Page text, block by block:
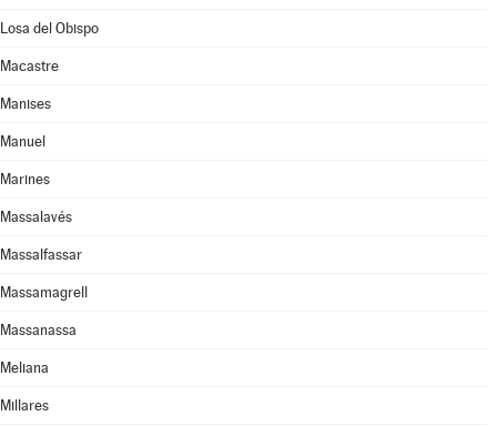
Losa del Obispo
Macastre
Manises
Manuel
Marines
Massalavés
Massalfassar
Massamagrell
Massanassa
Meliana
Millares